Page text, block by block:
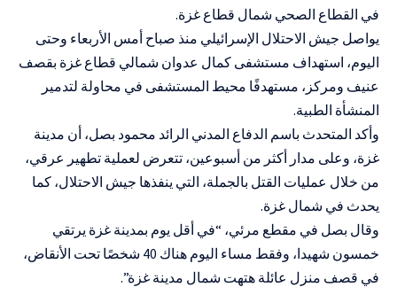
في القطاع الصحي شمال قطاع غزة.
يواصل جيش الاحتلال الإسرائيلي منذ صباح أمس الأربعاء وحتى
اليوم، استهداف مستشفى كمال عدوان شمالي قطاع غزة بقصف
عنيف ومركز، مستهدفًا محيط المستشفى في محاولة لتدمير
المنشأة الطبية.
وأكد المتحدث باسم الدفاع المدني الرائد محمود بصل، أن مدينة
غزة، وعلى مدار أكثر من أسبوعين، تتعرض لعملية تطهير عرقي،
من خلال عمليات القتل بالجملة، التي ينفذها جيش الاحتلال، كما
يحدث في شمال غزة.
وقال بصل في مقطع مرئي، “في أقل يوم بمدينة غزة يرتقي
خمسون شهيدا، وفقط مساء اليوم هناك 40 شخصًا تحت الأنقاض،
في قصف منزل عائلة هتهت شمال مدينة غزة”.